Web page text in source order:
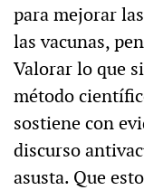
para mejorar
las vacunas,
Valorar lo que
método
sostiene con
discurso
asusta. Que